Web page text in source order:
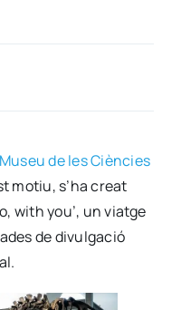
Museu de les Cièn­cies
motiu, s’ha creat
with you’, un viat­ge
de divul­ga­ció